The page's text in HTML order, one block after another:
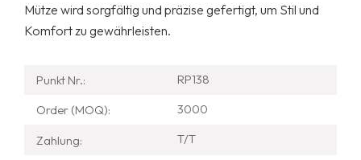
Mütze wird sorgfältig und präzise gefertigt, um Stil und
Komfort zu gewährleisten.
Punkt Nr.: RP138
Order (MOQ): 3000
Zahlung: T/T